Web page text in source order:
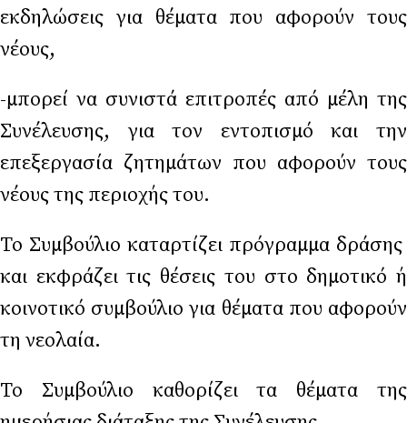
εκδηλώσεις για θέματα που αφορούν τους
νέους,
-μπορεί να συνιστά επιτροπές από μέλη της
Συνέλευσης, για τον εντοπισμό και την
επεξεργασία ζητημάτων που αφορούν τους
νέους της περιοχής του.
Το Συμβούλιο καταρτίζει πρόγραμμα δράσης
και εκφράζει τις θέσεις του στο δημοτικό ή
κοινοτικό συμβούλιο για θέματα που αφορούν
τη νεολαία.
Το Συμβούλιο καθορίζει τα θέματα της